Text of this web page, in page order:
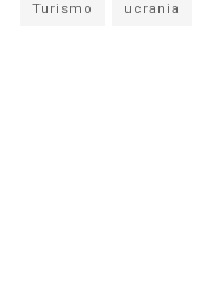
Turismo ucrania